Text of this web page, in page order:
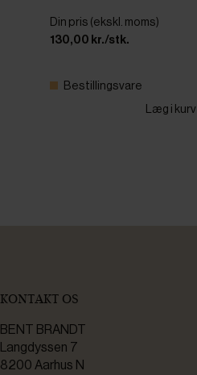
Din pris (ekskl. moms)
130,00 kr./stk.
Bestillingsvare
Læg i kurv
KONTAKT OS
BENT BRANDT
Langdyssen 7
8200 Aarhus N